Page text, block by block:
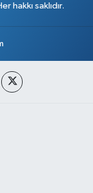
hakkı saklıdır.